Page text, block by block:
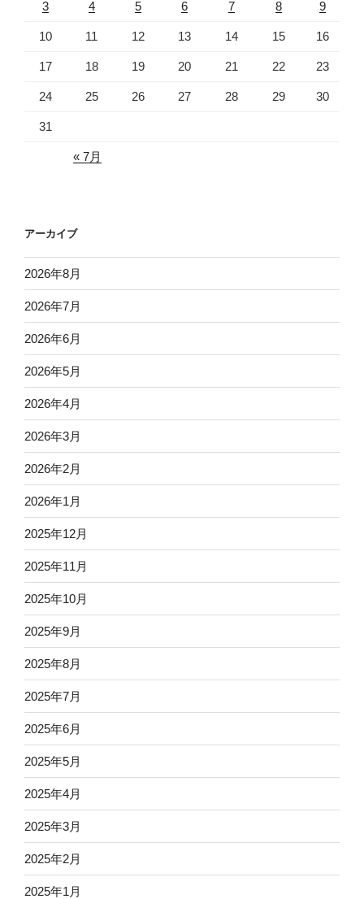
3 4 5 6 7 8 9
10 11 12 13 14 15 16
17 18 19 20 21 22 23
24 25 26 27 28 29 30
31
« 7月
アーカイブ
2026年8月
2026年7月
2026年6月
2026年5月
2026年4月
2026年3月
2026年2月
2026年1月
2025年12月
2025年11月
2025年10月
2025年9月
2025年8月
2025年7月
2025年6月
2025年5月
2025年4月
2025年3月
2025年2月
2025年1月